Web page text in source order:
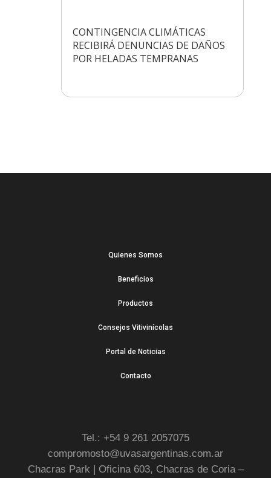
CONTINGENCIA CLIMÁTICAS
RECIBIRÁ DENUNCIAS DE DAÑOS
POR HELADAS TEMPRANAS
Quienes Somos
Beneficios
Productos
Consejos Vitivinícolas
Portal de Noticias
Contacto
Tel.: +54 9 261 2057075
compromosto@uvasargentinas.com.ar
Chacras Park | Oficina 603, Chacras de Coria –